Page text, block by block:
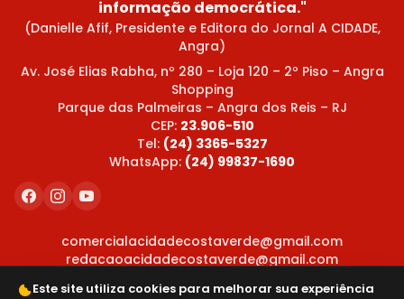
informação democrática."
(Danielle Afif, Presidente e Editora do Jornal A CIDADE,
Angra)
Av. José Elias Rabha, nº 280 – Loja 120 – 2º Piso – Angra
Shopping
Parque das Palmeiras – Angra dos Reis – RJ
CEP: 23.906-510
Tel: (24) 3365-5327
WhatsApp: (24) 99837-1690
comercialacidadecostaverde@gmail.com
redacaoacidadecostaverde@gmail.com
Este site utiliza cookies para melhorar sua experiência